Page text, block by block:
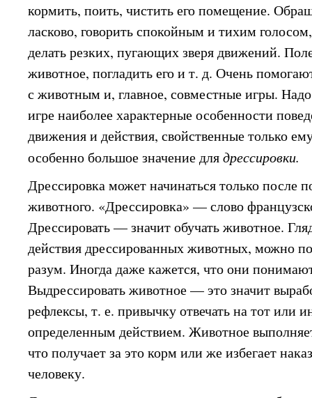
кормить, поить, чистить его помещение.
ласково, говорить спокойным и тихим
делать резких, пугающих зверя движений.
животное, погладить его и т. д. Очень
с животным и, главное, совместные игры. Надо
игре наиболее характерные особенности
движения и действия, свойственные только
особенно большое значение длядрессировки.
Дрессировка может начинаться только после
животного. «Дрессировка» — слово
Дрессировать — значит обучать животное.
действия дрессированных животных, можно
разум. Иногда даже кажется, что они
Выдрессировать животное — это значит
рефлексы, т. е. привычку отвечать на тот или
определенным действием. Животное
что получает за это корм или же избегает
человеку.